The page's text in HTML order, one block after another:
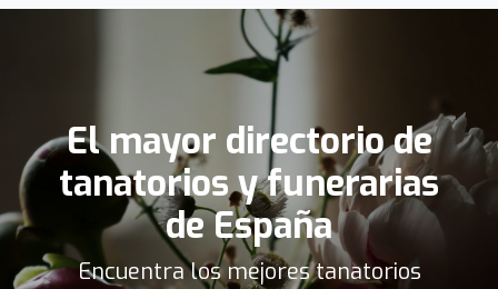
El mayor directorio de
tanatorios y funerarias
de España
Encuentra los mejores tanatorios